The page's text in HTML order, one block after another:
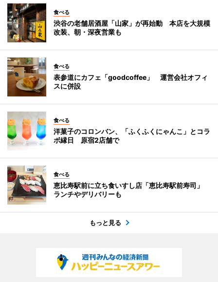
食べる
渋谷の老舗居酒屋「山家」が再始動 本店を大規模
改装、朝・深夜営業も
食べる
表参道にカフェ「goodcoffee」 運営会社オフィ
スに併設
食べる
洋菓子のコロンバン、「ふくふくにゃんこ」とコラ
ボ縁日 原宿2店舗で
食べる
恵比寿駅前に立ち食いすし店「恵比寿駅前寿司」
ランチやデリバリーも
もっと見る